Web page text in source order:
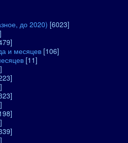
до 2020) [6023]
и месяцев [106]
[11]